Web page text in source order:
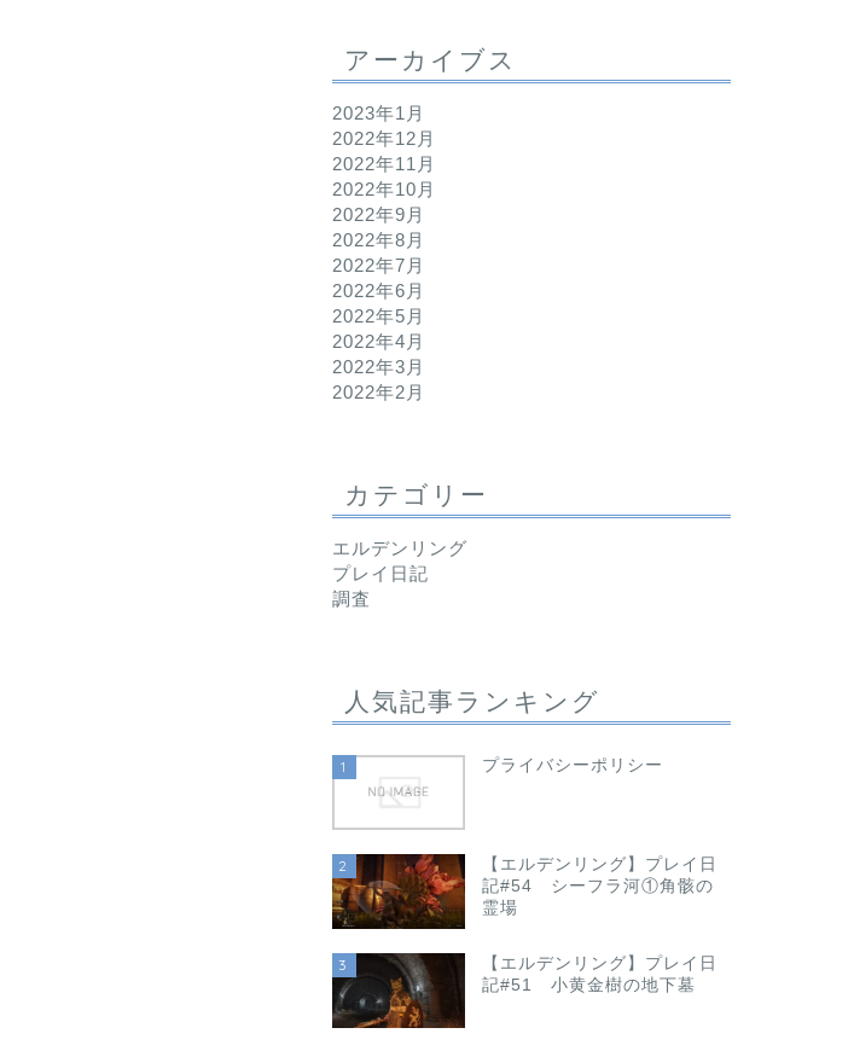
アーカイブス
2023年1月
2022年12月
2022年11月
2022年10月
2022年9月
2022年8月
2022年7月
2022年6月
2022年5月
2022年4月
2022年3月
2022年2月
カテゴリー
エルデンリング
プレイ日記
調査
人気記事ランキング
1 プライバシーポリシー
2
【エルデンリング】プレイ日
記#54 シーフラ河①角骸の
霊場
3
【エルデンリング】プレイ日
記#51 小黄金樹の地下墓